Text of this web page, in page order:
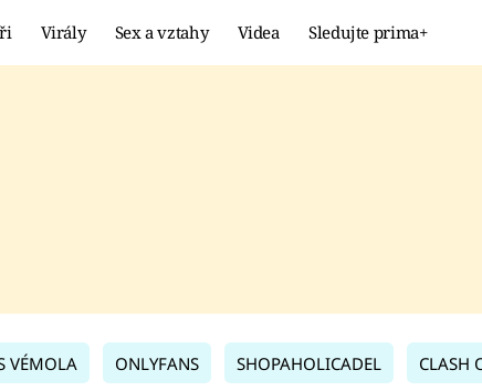
Virály Sex a vztahy Videa Sledujte prima+
VÉMOLA ONLYFANS SHOPAHOLICADEL CLASH